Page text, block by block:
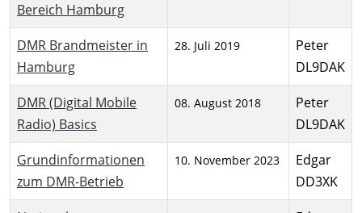
Bereich Hamburg
DMR Brandmeister in
Hamburg
28. Juli 2019
Peter
DL9DAK
DMR (Digital Mobile
Radio) Basics
08. August 2018
Peter
DL9DAK
Grundinformationen
zum DMR-Betrieb
10. November 2023
Edgar
DD3XK